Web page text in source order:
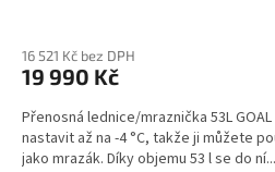
16 521 Kč bez DPH
19 990 Kč
Přenosná lednice/mraznička 53L GOAL
nastavit až na -4 °C, takže ji můžete
jako mrazák. Díky objemu 53 l se do ní...